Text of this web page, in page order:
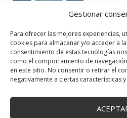
Gestionar
Para ofrecer las mejores experiencias,
cookies para almacenar y/o acceder a
consentimiento de estas tecnologías
como el comportamiento de
en este sitio. No consentir o retirar el
negativamente a ciertas características
DESIREE MARTÍN